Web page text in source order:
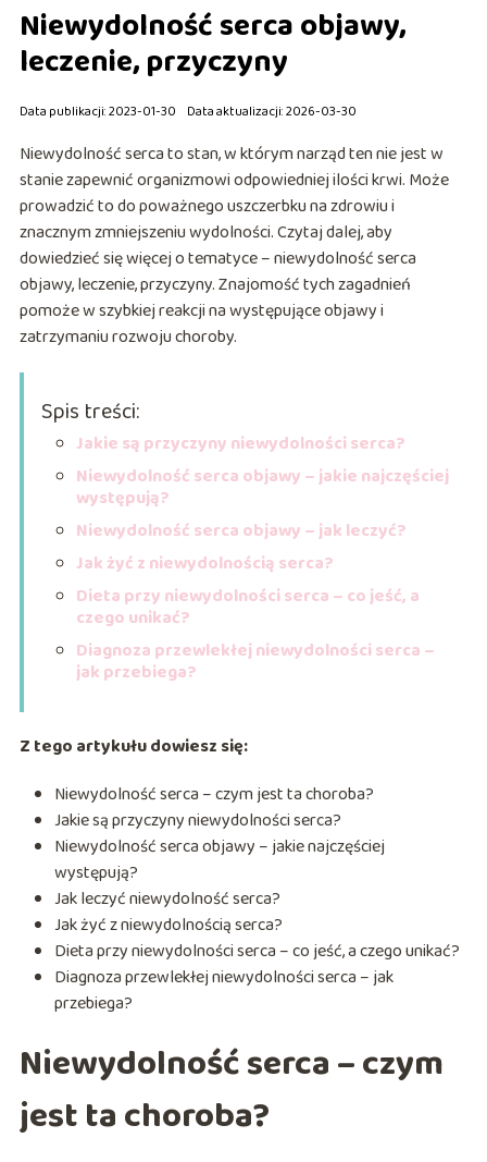
Niewydolność serca objawy,
leczenie, przyczyny
Data publikacji: 2023-01-30 Data aktualizacji: 2026-03-30
Niewydolność serca to stan, w którym narząd ten nie jest w
stanie zapewnić organizmowi odpowiedniej ilości krwi. Może
prowadzić to do poważnego uszczerbku na zdrowiu i
znacznym zmniejszeniu wydolności. Czytaj dalej, aby
dowiedzieć się więcej o tematyce – niewydolność serca
objawy, leczenie, przyczyny. Znajomość tych zagadnień
pomoże w szybkiej reakcji na występujące objawy i
zatrzymaniu rozwoju choroby.
Spis treści:
Jakie są przyczyny niewydolności serca?
Niewydolność serca objawy – jakie najczęściej
występują?
Niewydolność serca objawy – jak leczyć?
Jak żyć z niewydolnością serca?
Dieta przy niewydolności serca – co jeść, a
czego unikać?
Diagnoza przewlekłej niewydolności serca –
jak przebiega?
Z tego artykułu dowiesz się:
Niewydolność serca – czym jest ta choroba?
Jakie są przyczyny niewydolności serca?
Niewydolność serca objawy – jakie najczęściej
występują?
Jak leczyć niewydolność serca?
Jak żyć z niewydolnością serca?
Dieta przy niewydolności serca – co jeść, a czego unikać?
Diagnoza przewlekłej niewydolności serca – jak
przebiega?
Niewydolność serca – czym
jest ta choroba?